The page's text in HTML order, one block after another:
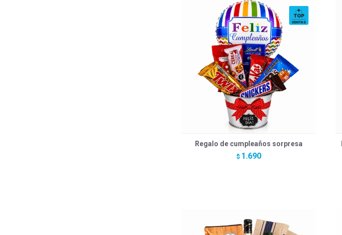
Regalo de cumpleaños sorpresa
$ 1.690